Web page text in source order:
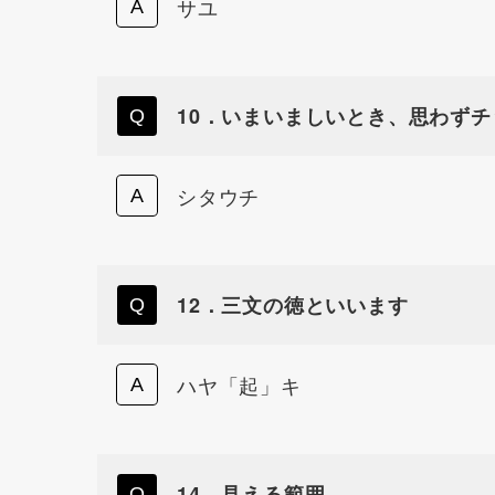
サユ
10．いまいましいとき、思わず
シタウチ
12．三文の徳といいます
ハヤ「起」キ